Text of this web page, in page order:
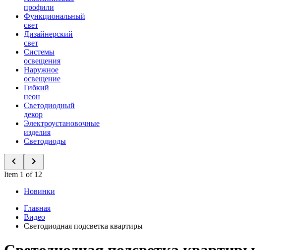
профили
Функциональный
свет
Дизайнерский
свет
Системы
освещения
Наружное
освещение
Гибкий
неон
Светодиодный
декор
Электроустановочные
изделия
Светодиоды
Item 1 of 12
Новинки
Главная
Видео
Светодиодная подсветка квартиры